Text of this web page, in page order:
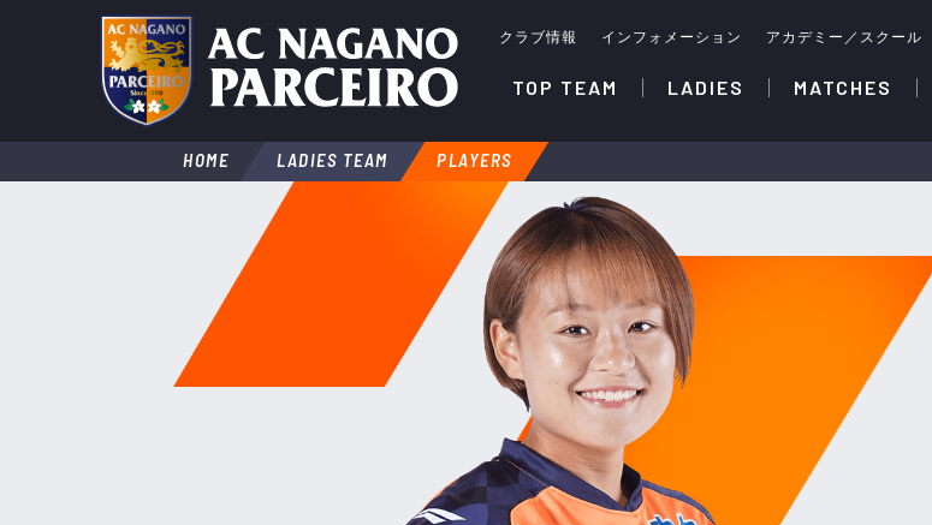
クラブ情報 インフォメーション アカデミー／スクール
TOP TEAM LADIES MATCHES
HOME LADIES TEAM PLAYERS